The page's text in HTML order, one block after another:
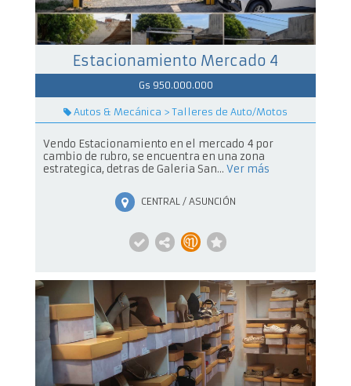
Estacionamiento Mercado 4
Gs 950.000.000
Autos & Mecánica > Talleres de Auto/Motos
Vendo Estacionamiento en el mercado 4 por
cambio de rubro, se encuentra en una zona
estrategica, detras de Galeria San... Ver más
CENTRAL / ASUNCIÓN